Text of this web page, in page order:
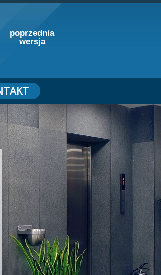
poprzednia
wersja